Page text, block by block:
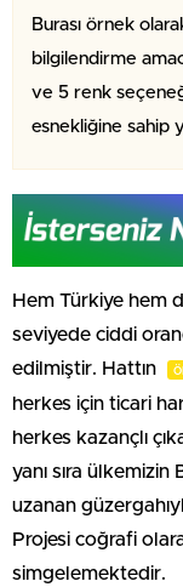
Burası örnek
bilgilendirme
ve 5 renk seçeneği
esnekliğine sahip
Hem Türkiye hem
seviyede ciddi
edilmiştir. Hattın
herkes için ticari
herkes kazançlı
yanı sıra ülkemizin
uzanan
Projesi coğrafi
simgelemektedir.